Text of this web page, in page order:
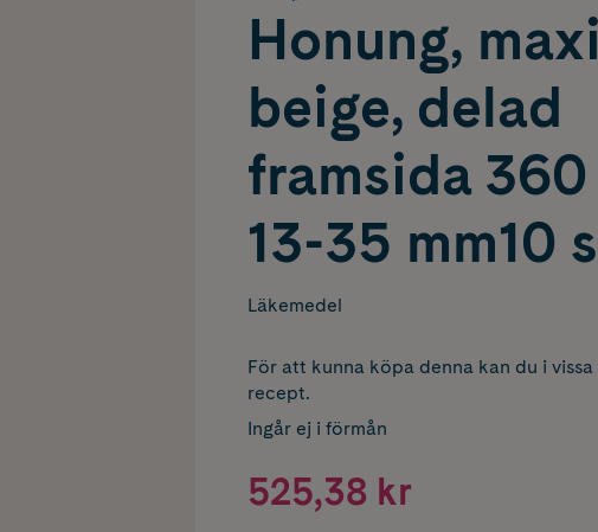
Honung,
beige, delad
framsida 360
13-35 mm10
Läkemedel
För att kunna köpa denna kan du i
recept.
Ingår ej i förmån
525,38 kr